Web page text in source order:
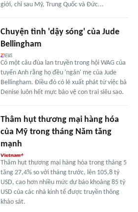
giới, chỉ sau Mỹ, Trung Quốc và Đức...
Chuyện tình 'dậy sóng' của Jude
Bellingham
Có một câu đùa lan truyền trong hội WAG của
tuyển Anh rằng họ đều 'ngán' mẹ của Jude
Bellingham. Điều đó có lẽ xuất phát từ việc bà
Denise luôn hết mực bảo vệ con trai siêu sao.
Thâm hụt thương mại hàng hóa
của Mỹ trong tháng Năm tăng
mạnh
Thâm hụt thương mại hàng hóa trong tháng 5
tăng 27,4% so với tháng trước, lên 105,8 tỷ
USD, cao hơn nhiều mức dự báo khoảng 85 tỷ
USD của các nhà kinh tế được truyền thông
khảo sát.